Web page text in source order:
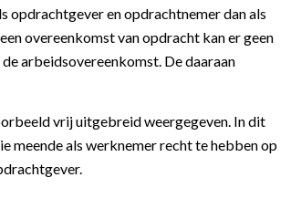
opdrachtgever en opdrachtnemer dan als
overeenkomst van opdracht kan er geen
arbeidsovereenkomst. De daaraan
vrij uitgebreid weergegeven. In dit
meende als werknemer recht te hebben op